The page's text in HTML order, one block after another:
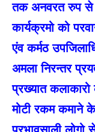
तक अनवरत रुप से
कार्यक्रमो को
एंव कर्मठ
अमला निरन्तर
प्रख्यात
मोटी रकम कमाने